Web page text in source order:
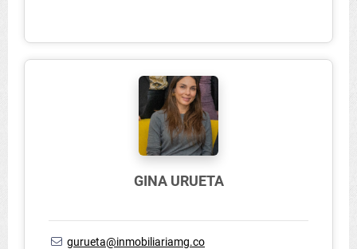
GINA URUETA
gurueta@inmobiliariamg.co